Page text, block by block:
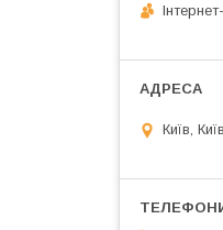
Київ,